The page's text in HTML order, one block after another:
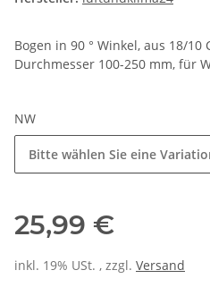
Bogen in 90 ° Winkel, aus 18/10
Durchmesser 100-250 mm, für
NW
Bitte wählen Sie eine
25,99 €
inkl. 19% USt. , zzgl. Versand